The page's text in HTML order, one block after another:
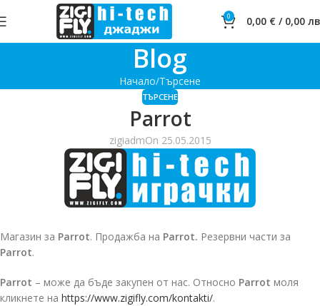
0 0,00 € / 0,00
Blog
Начало Търсене
ТЪРСЕНЕ
Parrot
zigiadmOn 25.05.2015
Магазин за Parrot. Продажба на Parrot. Резервни части за
Parrot.
Parrot – може да бъде закупен от нас. Относно Parrot моля
кликнете на https://www.zigifly.com/kontakti/.